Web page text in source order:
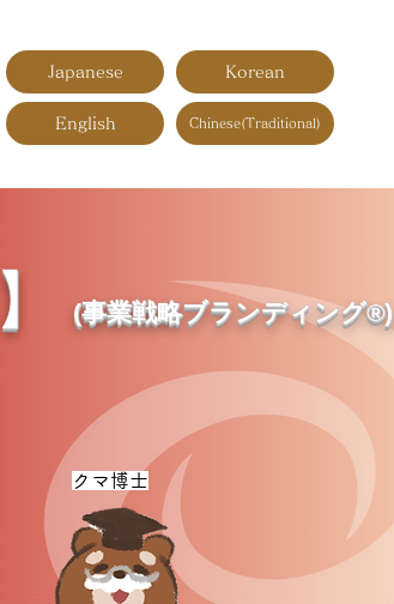
English
Japanese Korean
Chinese(Traditional)
】 (事業戦略ブランディング®︎)
​クマ博士